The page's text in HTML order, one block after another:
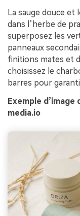
La sauge douce
dans l’herbe de
superposez les
panneaux
finitions mates et
choisissez le
barres pour
Exemple
media.io